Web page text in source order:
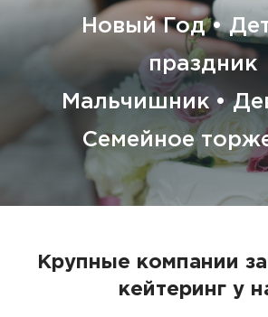
Новый Год •
праздник
Мальчишник •
Семейное
Крупные компании
кейтеринг у